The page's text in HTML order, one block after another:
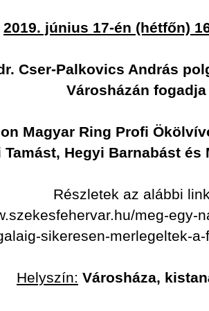
2019. június 17-én (hétfőn)
Cser-Palkovics András
Városházán
Magyar Ring Profi
Tamást, Hegyi Barnabást és
Részletek az alábbi
meg-egy-
sikeresen-merlegeltek-
Helyszín: Városháza,